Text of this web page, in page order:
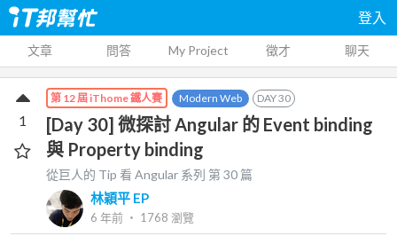
登入
文章 問答 My Project 徵才 聊天
第 12 屆 iThome 鐵人賽 Modern Web DAY30
[Day 30] 微探討 Angular 的 Event binding
與 Property binding
從巨人的 Tip 看 Angular 系列 第30 篇
林穎平 EP
6 年前 ‧ 1768 瀏覽
1